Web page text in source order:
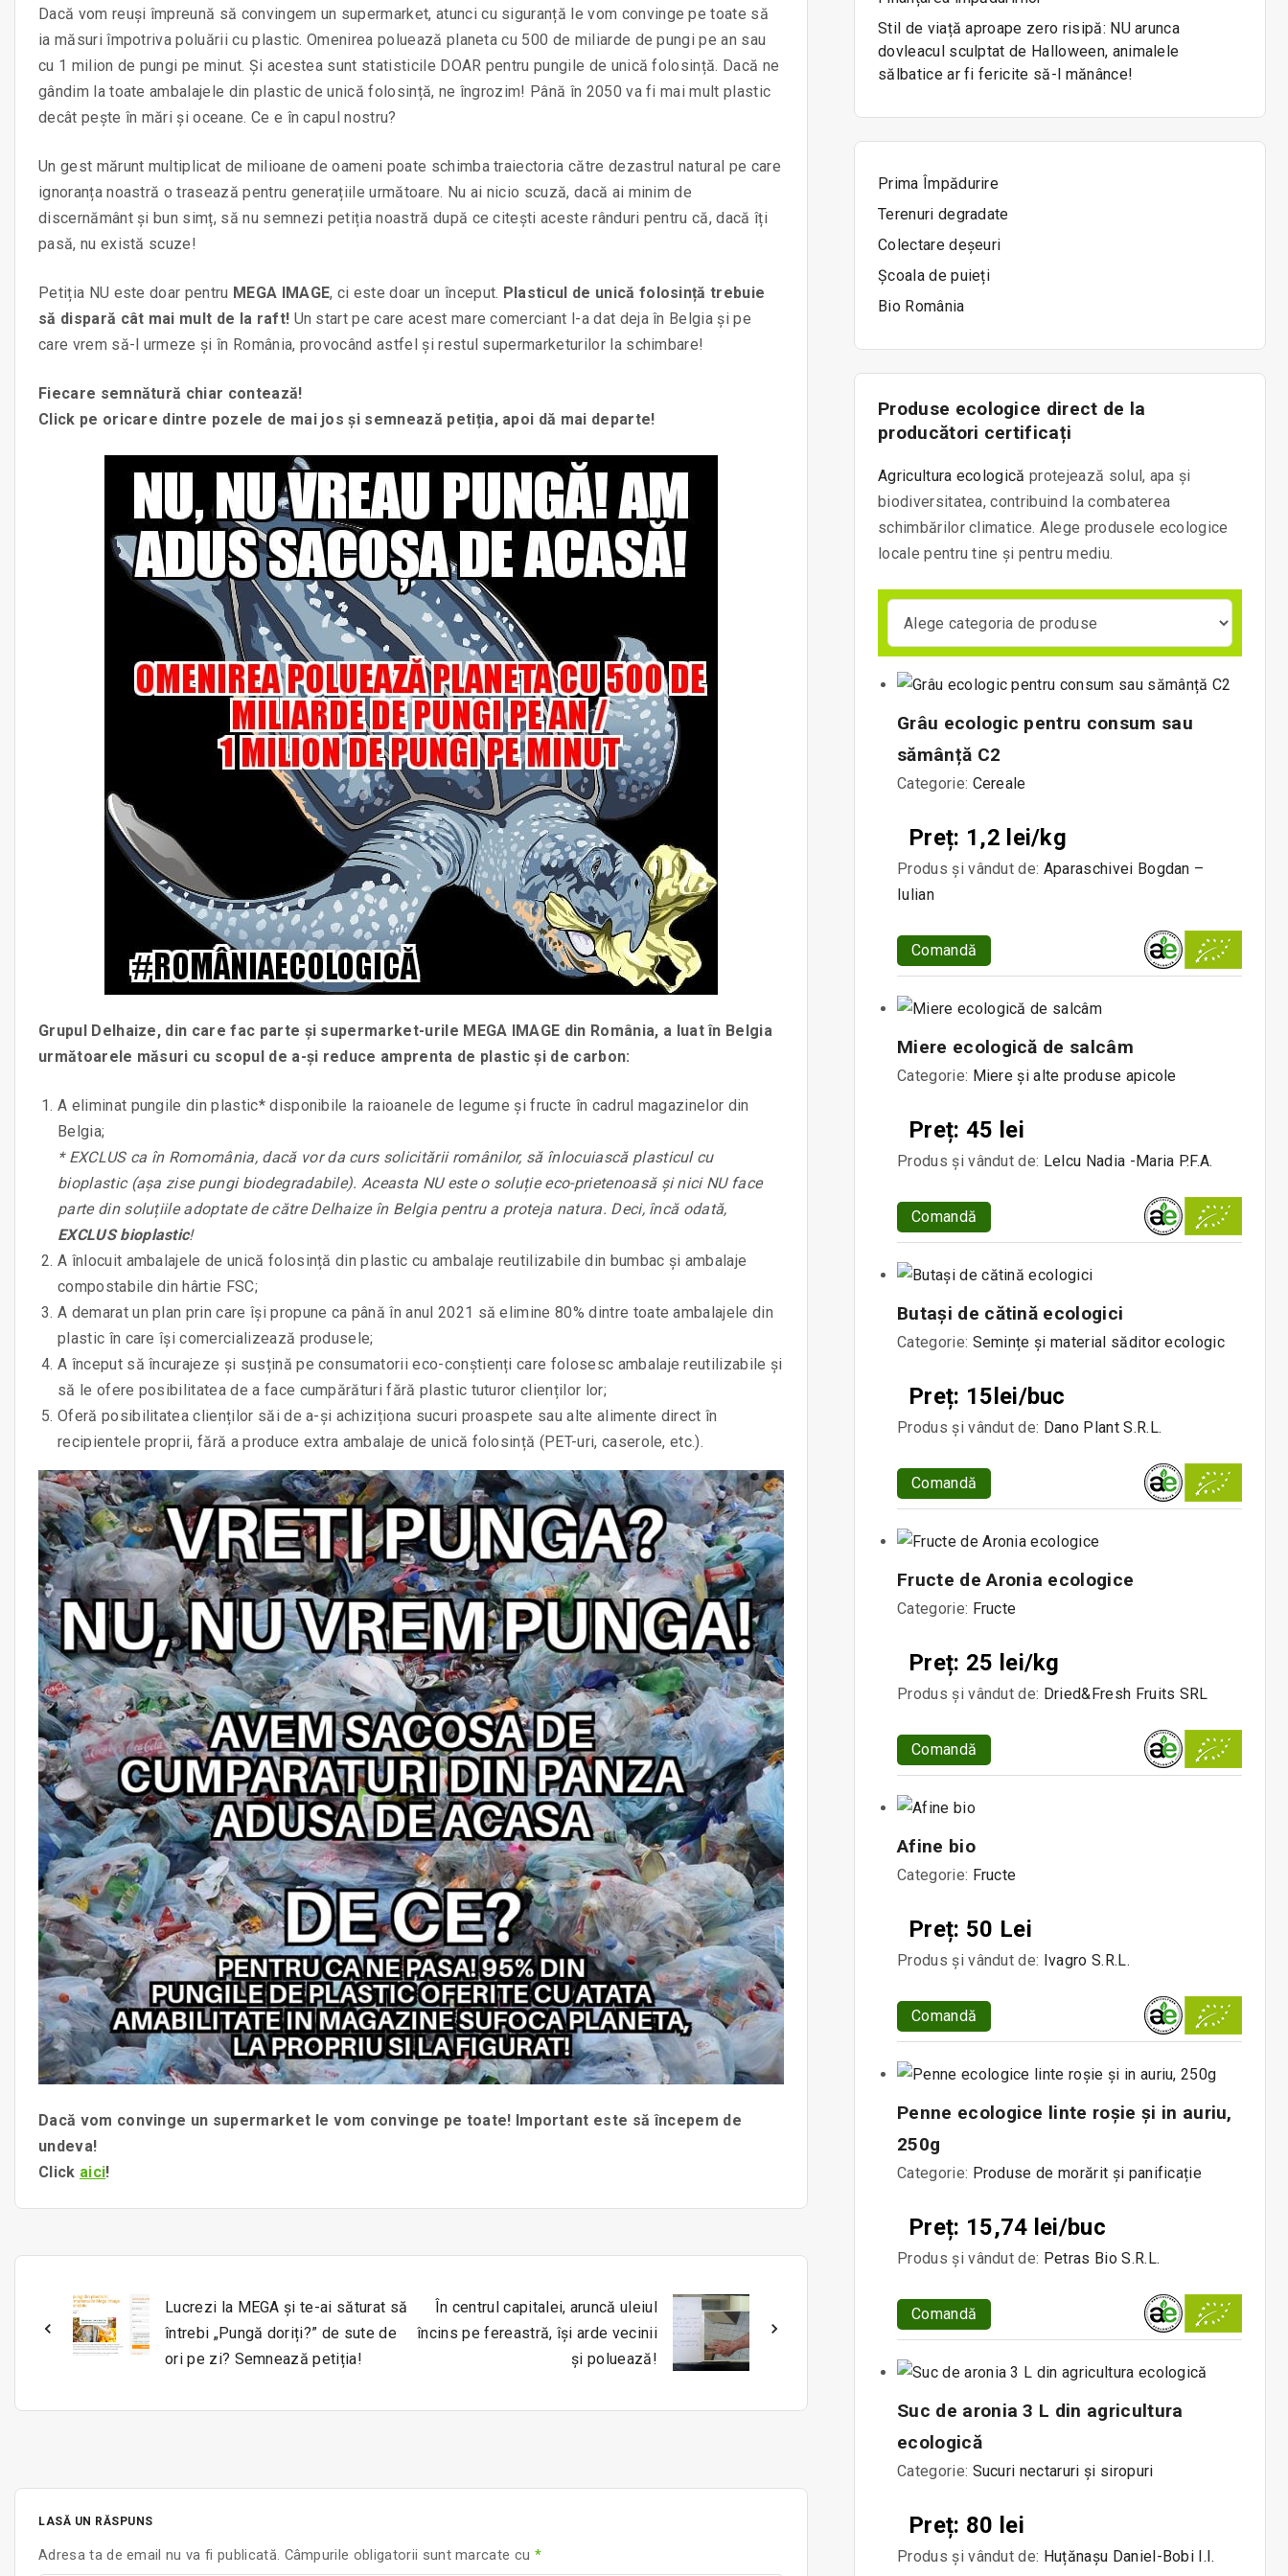
Dacă vom reuși împreună să convingem un supermarket, atunci cu siguranță le vom convinge pe toate să
ia măsuri împotriva poluării cu plastic. Omenirea poluează planeta cu 500 de miliarde de pungi pe an sau
cu 1 milion de pungi pe minut. Și acestea sunt statisticile DOAR pentru pungile de unică folosință. Dacă ne
gândim la toate ambalajele din plastic de unică folosință, ne îngrozim! Până în 2050 va fi mai mult plastic
decât pește în mări și oceane. Ce e în capul nostru?
Un gest mărunt multiplicat de milioane de oameni poate schimba traiectoria către dezastrul natural pe care
ignoranța noastră o trasează pentru generațiile următoare. Nu ai nicio scuză, dacă ai minim de
discernământ și bun simț, să nu semnezi petiția noastră după ce citești aceste rânduri pentru că, dacă îți
pasă, nu există scuze!
Petiția NU este doar pentru MEGA IMAGE, ci este doar un început. Plasticul de unică folosință trebuie
să dispară cât mai mult de la raft! Un start pe care acest mare comerciant l-a dat deja în Belgia și pe
care vrem să-l urmeze și în România, provocând astfel și restul supermarketurilor la schimbare!
Fiecare semnătură chiar contează!
Click pe oricare dintre pozele de mai jos și semnează petiția, apoi dă mai departe!
Grupul Delhaize, din care fac parte și supermarket-urile MEGA IMAGE din România, a luat în Belgia
următoarele măsuri cu scopul de a-și reduce amprenta de plastic și de carbon:
A eliminat pungile din plastic* disponibile la raioanele de legume și fructe în cadrul magazinelor din
Belgia;
* EXCLUS ca în Romomânia, dacă vor da curs solicitării românilor, să înlocuiască plasticul cu
bioplastic (așa zise pungi biodegradabile). Aceasta NU este o soluție eco-prietenoasă și nici NU face
parte din soluțiile adoptate de către Delhaize în Belgia pentru a proteja natura. Deci, încă odată,
EXCLUS bioplastic!
A înlocuit ambalajele de unică folosință din plastic cu ambalaje reutilizabile din bumbac și ambalaje
compostabile din hârtie FSC;
A demarat un plan prin care își propune ca până în anul 2021 să elimine 80% dintre toate ambalajele din
plastic în care își comercializează produsele;
A început să încurajeze și susțină pe consumatorii eco-conștienți care folosesc ambalaje reutilizabile și
să le ofere posibilitatea de a face cumpărături fără plastic tuturor clienților lor;
Oferă posibilitatea clienților săi de a-și achiziționa sucuri proaspete sau alte alimente direct în
recipientele proprii, fără a produce extra ambalaje de unică folosință (PET-uri, caserole, etc.).
Dacă vom convinge un supermarket le vom convinge pe toate! Important este să începem de
undeva!
Click aici!
Lucrezi la MEGA și te-ai săturat să
întrebi „Pungă doriți?” de sute de
ori pe zi? Semnează petiția!
În centrul capitalei, aruncă uleiul
încins pe fereastră, își arde vecinii
și poluează!
LASĂ UN RĂSPUNS
Adresa ta de email nu va fi publicată. Câmpurile obligatorii sunt marcate cu *
Stil de viață aproape zero risipă: NU arunca
dovleacul sculptat de Halloween, animalele
sălbatice ar fi fericite să-l mănânce!
Prima Împădurire
Terenuri degradate
Colectare deșeuri
Școala de puieți
Bio România
Produse ecologice direct de la
producători certificați
Agricultura ecologică protejează solul, apa și
biodiversitatea, contribuind la combaterea
schimbărilor climatice. Alege produsele ecologice
locale pentru tine și pentru mediu.
Grâu ecologic pentru consum sau
sămânță C2
Categorie: Cereale
Preț: 1,2 lei/kg
Produs și vândut de: Aparaschivei Bogdan –
Iulian
Comandă
Miere ecologică de salcâm
Categorie: Miere și alte produse apicole
Preț: 45 lei
Produs și vândut de: Lelcu Nadia -Maria P.F.A.
Comandă
Butași de cătină ecologici
Categorie: Semințe și material săditor ecologic
Preț: 15lei/buc
Produs și vândut de: Dano Plant S.R.L.
Comandă
Fructe de Aronia ecologice
Categorie: Fructe
Preț: 25 lei/kg
Produs și vândut de: Dried&Fresh Fruits SRL
Comandă
Afine bio
Categorie: Fructe
Preț: 50 Lei
Produs și vândut de: Ivagro S.R.L.
Comandă
Penne ecologice linte roșie și in auriu,
250g
Categorie: Produse de morărit și panificație
Preț: 15,74 lei/buc
Produs și vândut de: Petras Bio S.R.L.
Comandă
Suc de aronia 3 L din agricultura
ecologică
Categorie: Sucuri nectaruri și siropuri
Preț: 80 lei
Produs și vândut de: Huțănașu Daniel-Bobi I.I.